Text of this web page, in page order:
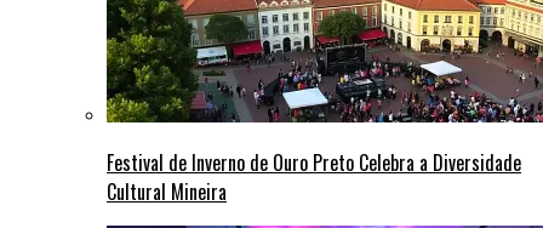
Festival de Inverno de Ouro Preto Celebra a Diversidade
Cultural Mineira